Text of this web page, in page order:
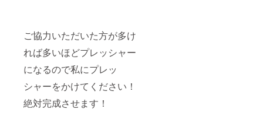
ご協力いただいた方が多け
れば多いほどプレッシャー
になるので私にプレッ
シャーをかけてください！
絶対完成させます！